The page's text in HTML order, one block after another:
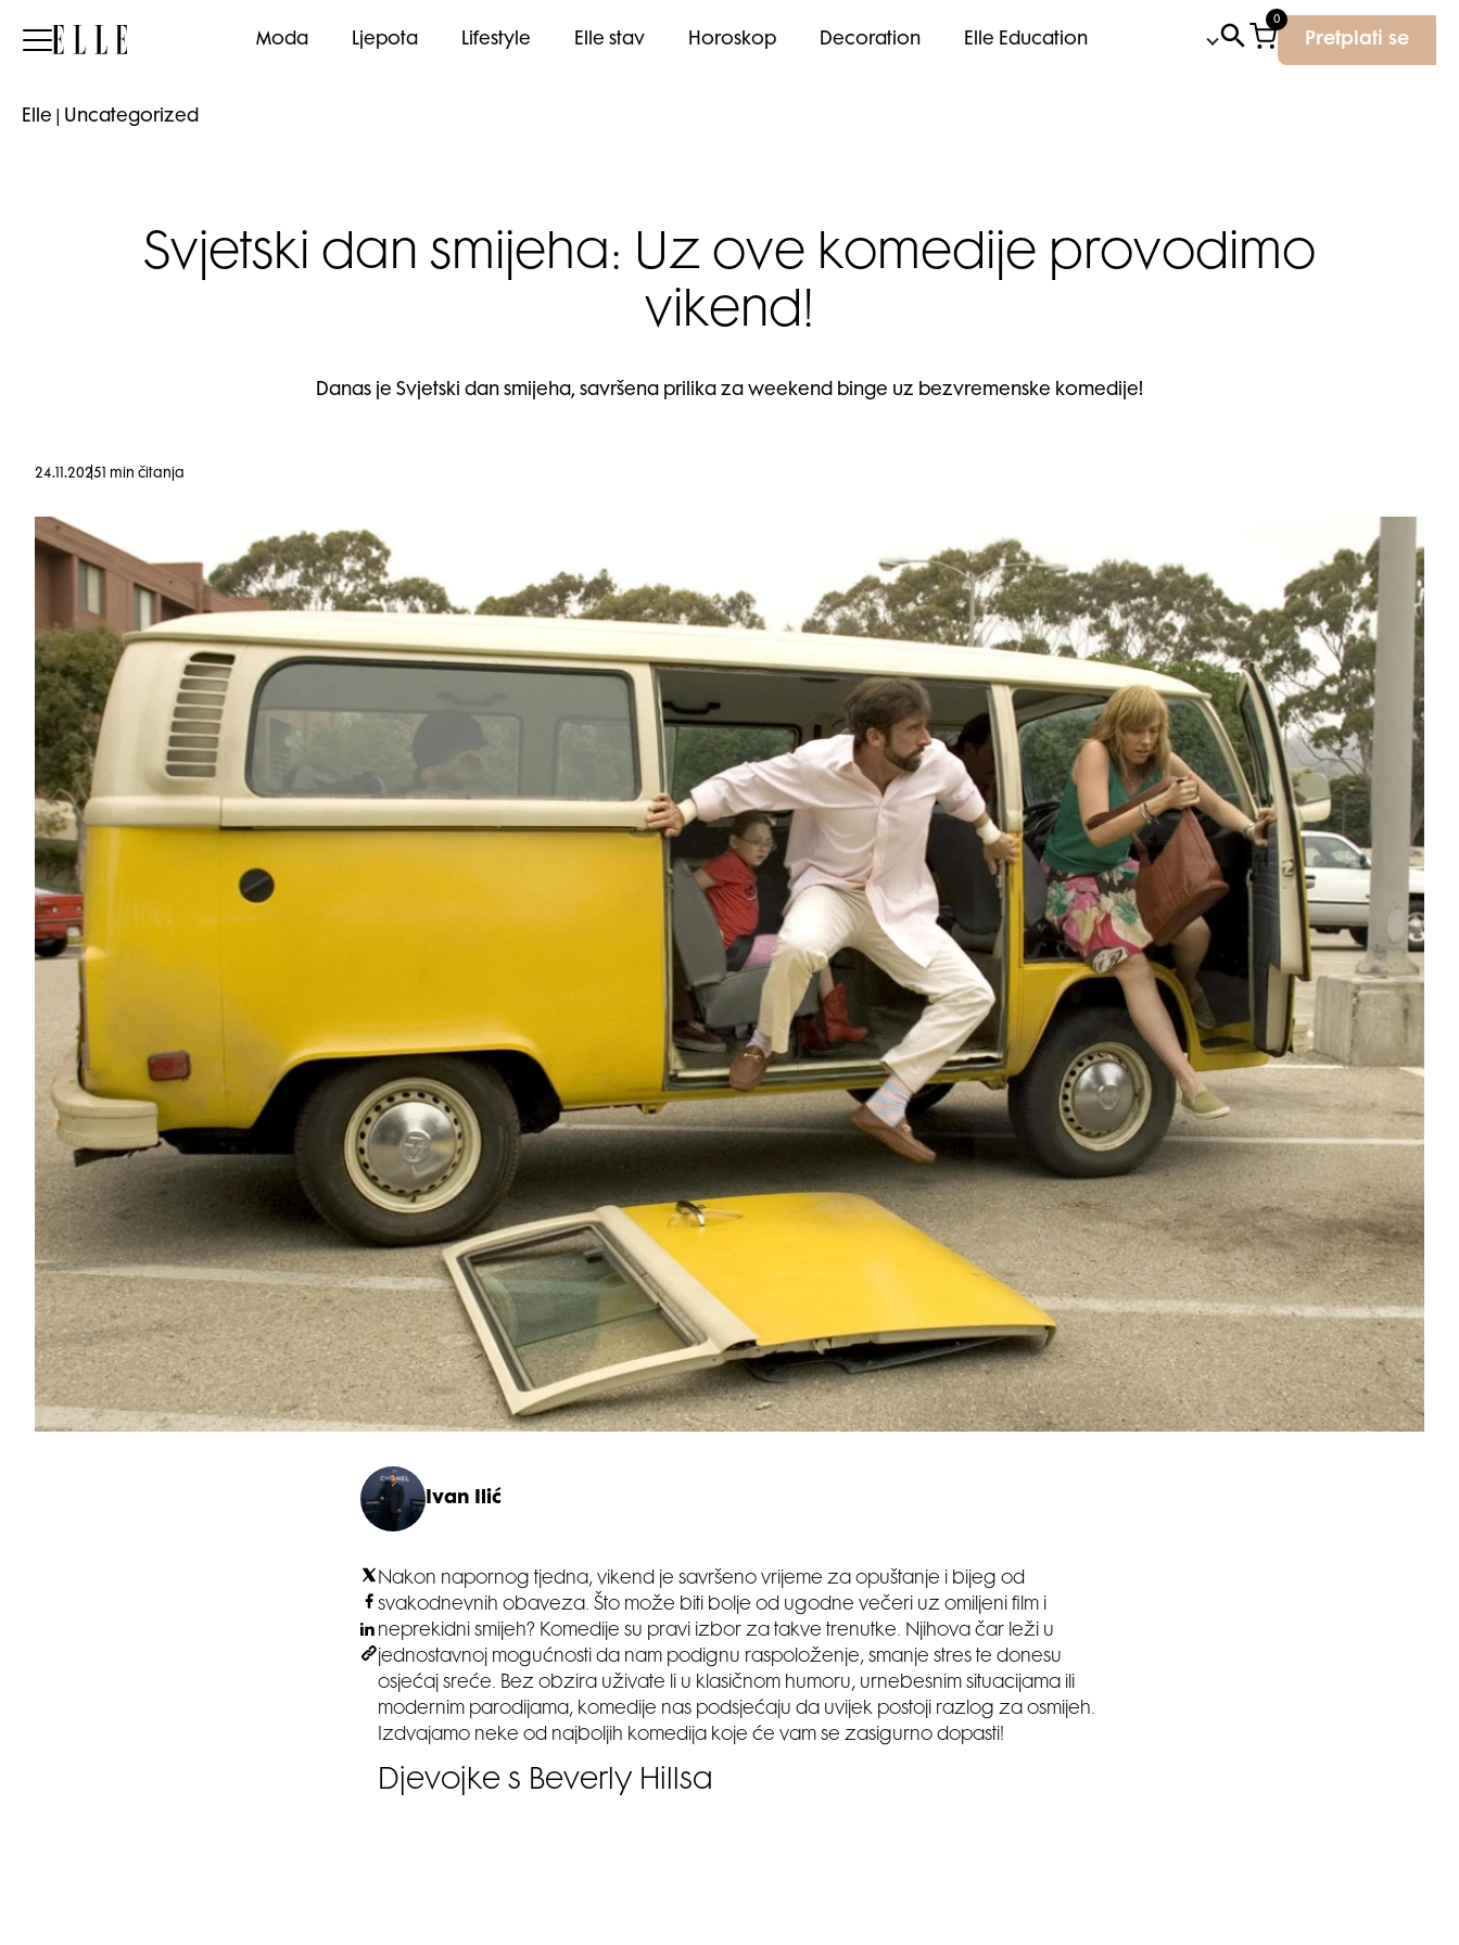
Elle Moda Ljepota Lifestyle Elle stav Horoskop Decoration Elle Education
0
Pretplati se
Elle Uncategorized
Svjetski dan smijeha: Uz ove komedije provodimo
vikend!
Danas je Svjetski dan smijeha, savršena prilika za weekend binge uz bezvremenske komedije!
24.11.2025 1 min čitanja
Ivan Ilić
Nakon napornog tjedna, vikend je savršeno vrijeme za opuštanje i bijeg od
svakodnevnih obaveza. Što može biti bolje od ugodne večeri uz omiljeni film i
neprekidni smijeh? Komedije su pravi izbor za takve trenutke. Njihova čar leži u
jednostavnoj mogućnosti da nam podignu raspoloženje, smanje stres te donesu
osjećaj sreće. Bez obzira uživate li u klasičnom humoru, urnebesnim situacijama ili
modernim parodijama, komedije nas podsjećaju da uvijek postoji razlog za osmijeh.
Izdvajamo neke od najboljih komedija koje će vam se zasigurno dopasti!
Djevojke s Beverly Hillsa